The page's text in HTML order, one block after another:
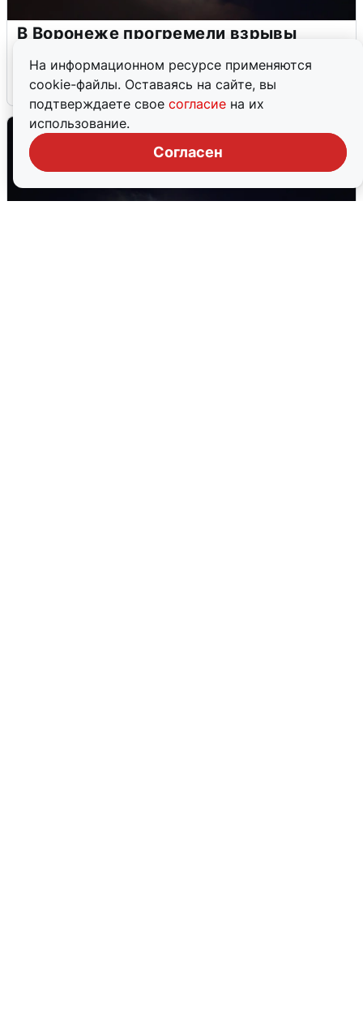
На информационном ресурсе применяются
cookie-файлы. Оставаясь на сайте, вы
подтверждаете свое согласие на их
использование.
Согласен
В Воронеже прогремели взрывы
5 августа 0